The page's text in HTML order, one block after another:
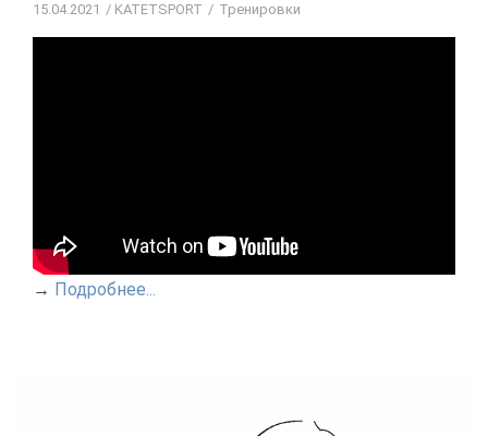
15.04.2021 KATETSPORT Тренировки
→ Подробнее...